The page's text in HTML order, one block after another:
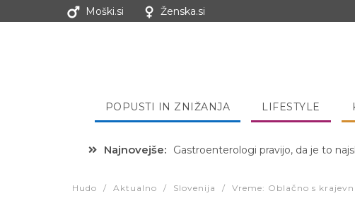
Moški.si Ženska.si
POPUSTI IN ZNIŽANJA LIFESTYLE
Najnovejše: Gastroenterologi pravijo, da je to
Hudo / Aktualno / Slovenija / Vreme: Oblačno s